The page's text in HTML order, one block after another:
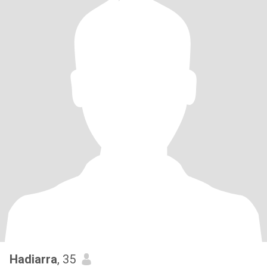
Hadiarra, 35